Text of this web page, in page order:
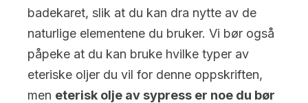
badekaret, slik at du kan dra nytte av de
naturlige elementene du bruker. Vi bør også
påpeke at du kan bruke hvilke typer av
eteriske oljer du vil for denne oppskriften,
men eterisk olje av sypress er noe du bør